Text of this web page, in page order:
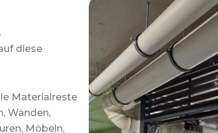
diese
Materialreste
Wänden,
Möbeln,